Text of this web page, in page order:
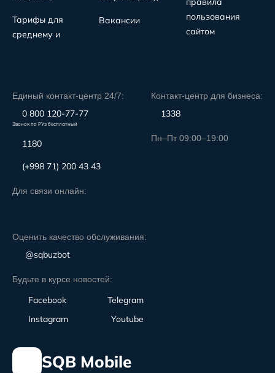
Тарифы для
среднему и
Вакансии
пользования
сайтом
Единый контакт-центр 24/7:
0 800 120-77-77
Звонок по РУз бесплатный
1180
(+998 71) 200 43 43
Для связи онлайн:
Контакт-центр для бизнеса:
1338
Пн–Пт 09:00–19:00
Оценить качество обслуживания:
@sqbuzbot
Будьте в курсе новостей:
Facebook
Telegram
Instagram
Youtube
SQB Mobile